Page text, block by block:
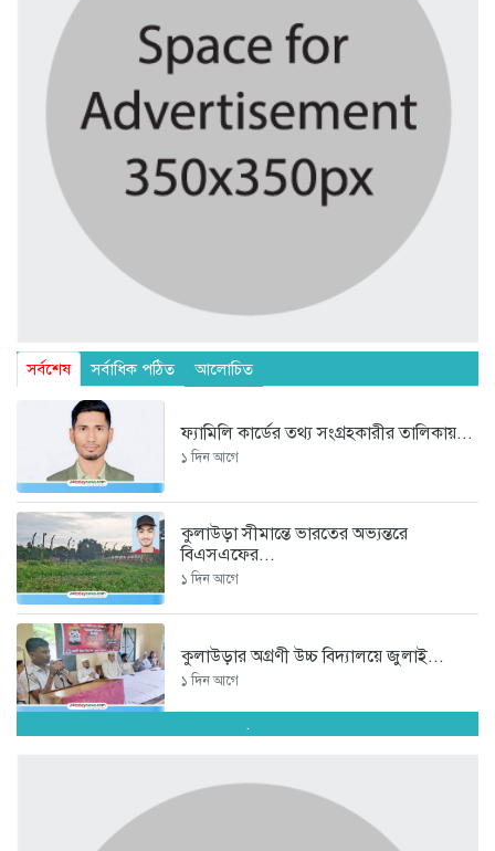
সর্বশেষ সর্বাধিক পঠিত আলোচিত
ফ্যামিলি কার্ডের তথ্য সংগ্রহকারীর তালিকায়...
১ দিন আগে
কুলাউড়া সীমান্তে ভারতের অভ্যন্তরে
বিএসএফের...
১ দিন আগে
কুলাউড়ার অগ্রণী উচ্চ বিদ্যালয়ে জুলাই...
১ দিন আগে
২ দিন আগে
.